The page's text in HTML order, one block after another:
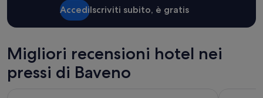
AccediIscriviti subito, è gratis
Migliori recensioni hotel nei
pressi di Baveno